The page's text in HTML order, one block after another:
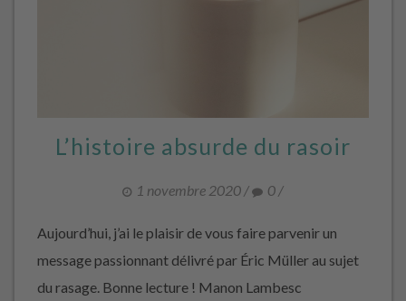
L’histoire absurde du rasoir
1 novembre 2020 / 0 /
Aujourd’hui, j’ai le plaisir de vous faire parvenir un
message passionnant délivré par Éric Müller au sujet
du rasage. Bonne lecture ! Manon Lambesc